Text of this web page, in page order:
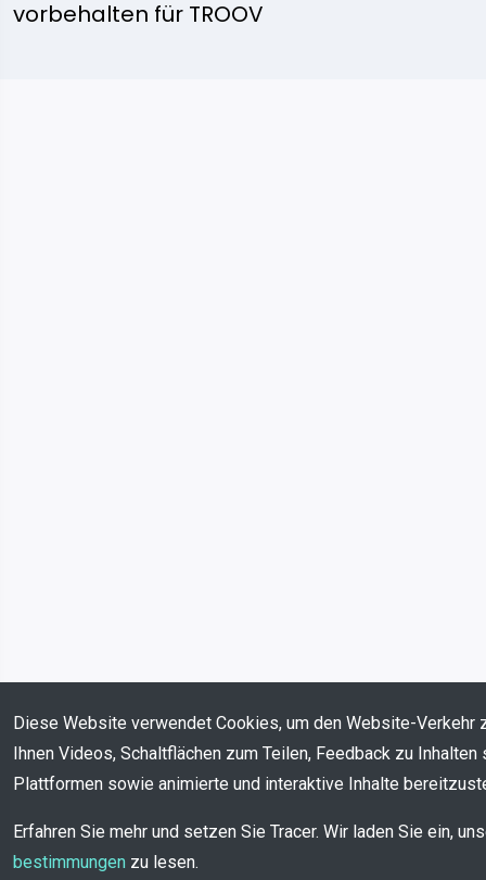
vorbehalten für TROOV
Diese Website verwendet Cookies, um den Website-Verkehr
Ihnen Videos, Schaltflächen zum Teilen, Feedback zu Inhalten
Plattformen sowie animierte und interaktive Inhalte
Erfahren Sie mehr und setzen Sie Tracer. Wir laden Sie ein,
bestimmungen zu lesen.